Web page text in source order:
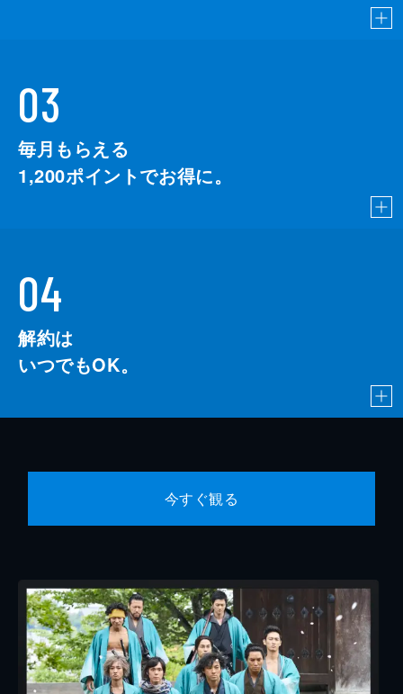
03
毎月もらえる
1,200ポイントでお得に。
04
解約は
いつでもOK。
今すぐ観る